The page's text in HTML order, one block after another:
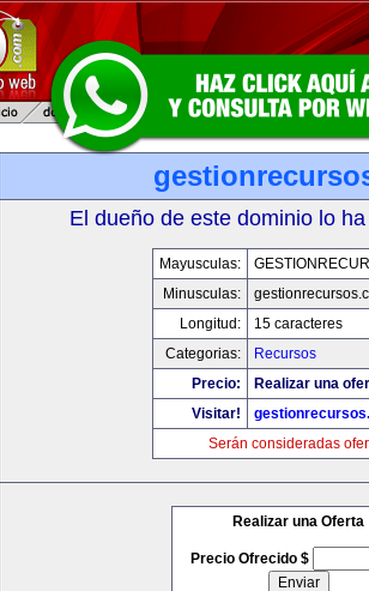
El dueño de este dominio lo
Mayusculas:
Minusculas:
Longitud:
15 caracteres
Categorias:
Recursos
Precio:
Realizar una
Visitar!
Serán consideradas
Realizar una Oferta
Precio Ofrecido $